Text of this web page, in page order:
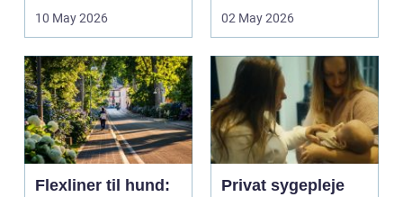
ø...
10 May 2026
byggematerialer...
02 May 2026
Flexliner til hund:
Privat sygepleje